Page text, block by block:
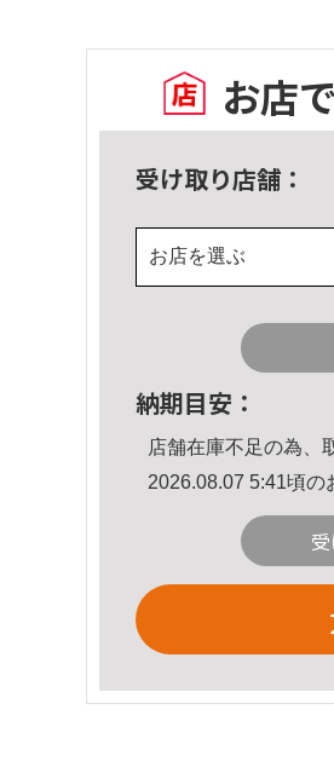
お店
受け取り店舗：
お店を選ぶ
納期目安：
店舗在庫不足の為、
2026.08.07 5:41頃の